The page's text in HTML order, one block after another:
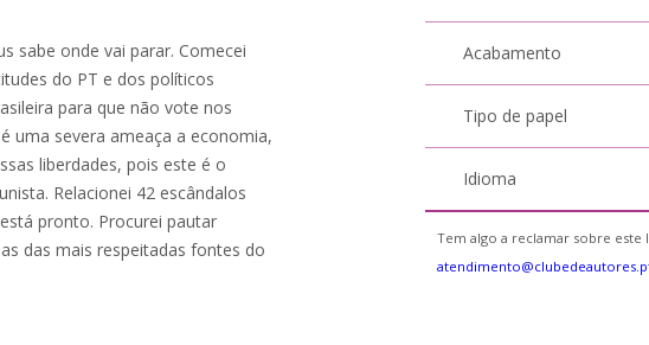
sabe onde vai parar. Comecei
do PT e dos políticos
para que não vote nos
uma severa ameaça a economia,
liberdades, pois este é o
Relacionei 42 escândalos
pronto. Procurei pautar
das mais respeitadas fontes do
Acabamento
Tipo de papel
Idioma
Tem algo a reclamar sobre este